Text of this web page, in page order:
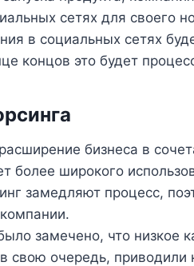
сетях для своего
в социальных сетях
концов это будет
бизнеса в
более широкого
замедляют процесс,
замечено, что низкое
свою очередь,